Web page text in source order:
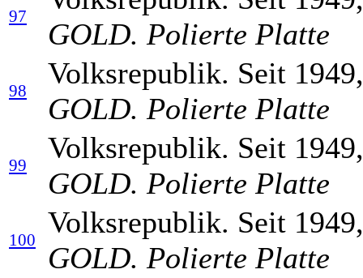
97
GOLD. Polierte Platte
98
Volksrepublik. Seit
GOLD. Polierte Platte
99
Volksrepublik. Seit
GOLD. Polierte Platte
100
Volksrepublik. Seit
GOLD. Polierte Platte